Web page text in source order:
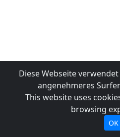
Diese Webseite
angenehmeres
This website uses
browsing
OK